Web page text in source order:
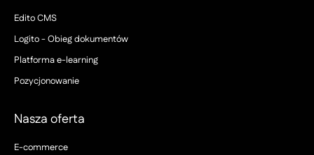
Edito CMS
Logito - Obieg dokumentów
Platforma e-learning
Pozycjonowanie
Nasza oferta
E-commerce